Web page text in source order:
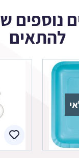
נוספים
להתאים